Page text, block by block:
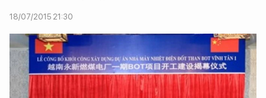
18/07/2015 21:30